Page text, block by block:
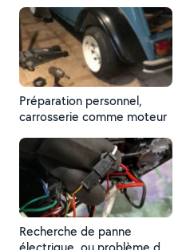
Préparation personnel,
carrosserie comme moteur
Recherche de panne